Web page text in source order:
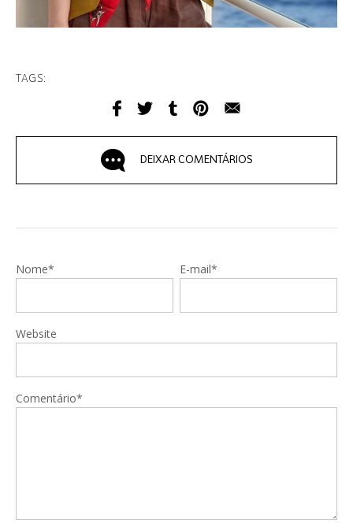
TAGS:
DEIXAR COMENTÁRIOS
Nome* E-mail*
Website
Comentário*